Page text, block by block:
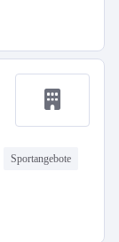
Sportangebote